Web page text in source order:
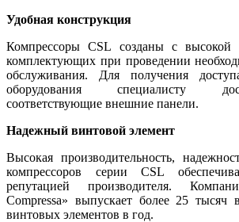
Удобная конструкция
Компрессоры CSL созданы с высокой
комплектующих при проведении
обслуживания. Для получения
оборудования специалисту
соответствующие внешние панели.
Надежный винтовой элемент
Высокая производительность,
компрессоров серии CSL
репутацией производителя.
Compressa» выпускает более 25 тысяч
винтовых элементов в год.